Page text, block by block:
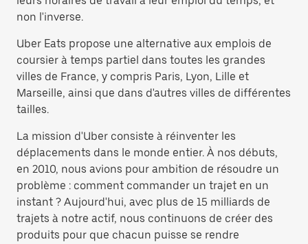
non l'inverse.
Uber Eats propose une alternative aux emplois de
coursier à temps partiel dans toutes les grandes
villes de France, y compris Paris, Lyon, Lille et
Marseille, ainsi que dans d'autres villes de différentes
tailles.
La mission d'Uber consiste à réinventer les
déplacements dans le monde entier. À nos débuts,
en 2010, nous avions pour ambition de résoudre un
problème : comment commander un trajet en un
instant ? Aujourd'hui, avec plus de 15 milliards de
trajets à notre actif, nous continuons de créer des
produits pour que chacun puisse se rendre